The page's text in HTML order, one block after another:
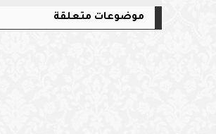
موضوعات متعلقة